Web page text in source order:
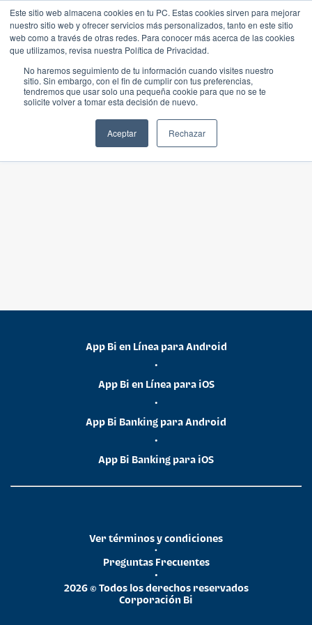
Este sitio web almacena cookies en tu PC. Estas cookies sirven para mejorar
nuestro sitio web y ofrecer servicios más personalizados, tanto en este sitio
web como a través de otras redes. Para conocer más acerca de las cookies
que utilizamos, revisa nuestra Política de Privacidad.
No haremos seguimiento de tu información cuando visites nuestro
sitio. Sin embargo, con el fin de cumplir con tus preferencias,
tendremos que usar solo una pequeña cookie para que no se te
solicite volver a tomar esta decisión de nuevo.
Aceptar Rechazar
App Bi en Línea para Android
•
App Bi en Línea para iOS
•
App Bi Banking para Android
•
App Bi Banking para iOS
2026 © Todos los derechos reservados
Corporación Bi
•
Preguntas Frecuentes
•
Ver términos y condiciones